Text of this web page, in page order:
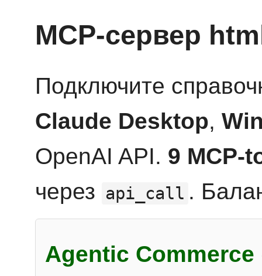
MCP-сервер
Подключите
Claude Desktop,
OpenAI API. 9 MCP-
через api_call .
Agentic Commerce